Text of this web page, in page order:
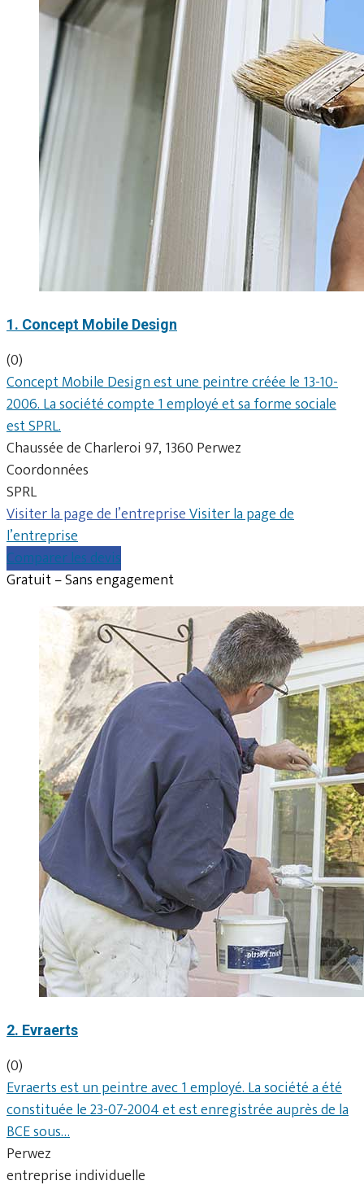
1. Concept Mobile Design
(0)
Concept Mobile Design est une peintre créée le 13-10-
2006. La société compte 1 employé et sa forme sociale
est SPRL.
Chaussée de Charleroi 97, 1360 Perwez
Coordonnées
SPRL
Visiter la page de l’entrepriseVisiter la page de
l’entreprise
Comparer les devis
Gratuit – Sans engagement
2. Evraerts
(0)
Evraerts est un peintre avec 1 employé. La société a été
constituée le 23-07-2004 et est enregistrée auprès de la
BCE sous…
Perwez
entreprise individuelle